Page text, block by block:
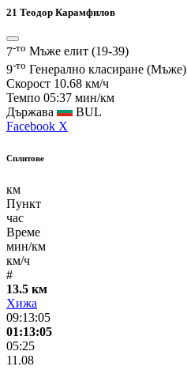
21 Теодор Карамфилов
7-то Mъже елит (19-39)
9-то Генерално класиране (Мъже)
Скорост 10.68 км/ч
Темпо 05:37 мин/км
Държава
BUL
Facebook X
Сплитове
км
Пункт
час
Време
мин/км
км/ч
#
13.5 км
Хижа
09:13:05
01:13:05
05:25
11.08